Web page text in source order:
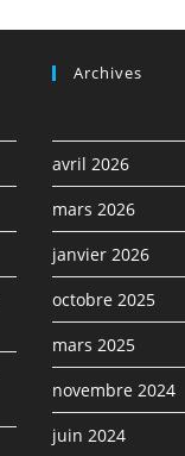
Archives
avril 2026
mars 2026
janvier 2026
octobre 2025
mars 2025
novembre 2024
juin 2024